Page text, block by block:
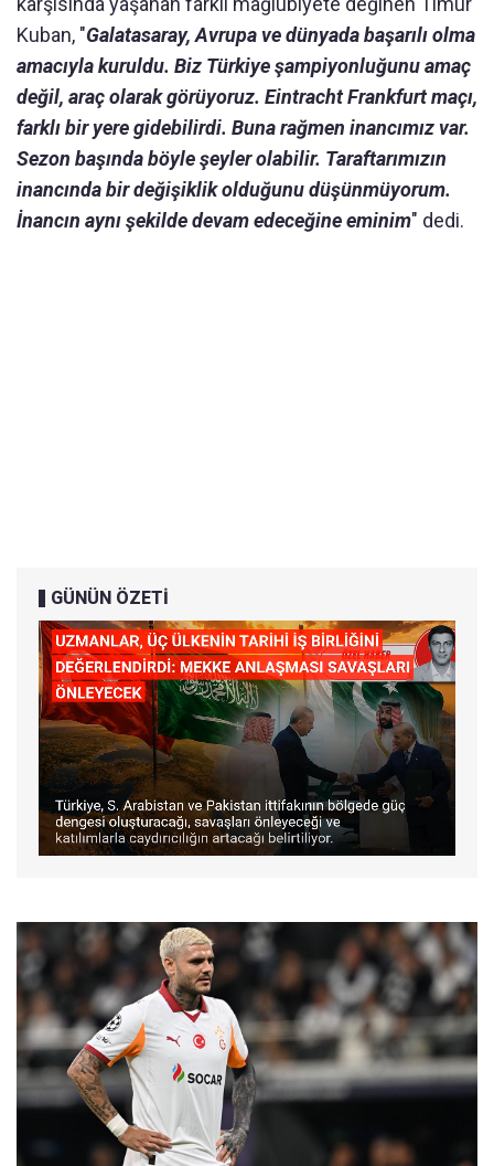
Kuban, "Galatasaray, Avrupa ve dünyada başarılı olma
amacıyla kuruldu. Biz Türkiye şampiyonluğunu amaç
değil, araç olarak görüyoruz. Eintracht Frankfurt maçı,
farklı bir yere gidebilirdi. Buna rağmen inancımız var.
Sezon başında böyle şeyler olabilir. Taraftarımızın
inancında bir değişiklik olduğunu düşünmüyorum.
İnancın aynı şekilde devam edeceğine eminim" dedi.
GÜNÜN ÖZETİ